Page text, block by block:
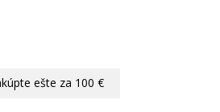
ešte za 100 €